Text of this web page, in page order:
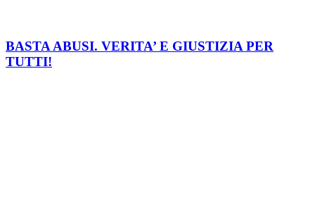
BASTA ABUSI. VERITA’ E GIUSTIZIA PER
TUTTI!